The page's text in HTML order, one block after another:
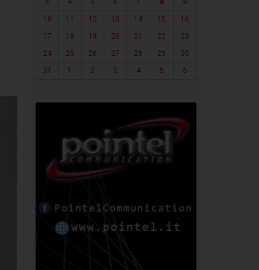
3
4 5 6 7 8
9
10
11 12 13 14 15
16
17
18 19 20 21 22
23
24
25 26 27 28 29
30
31
1 2 3 4 5 6